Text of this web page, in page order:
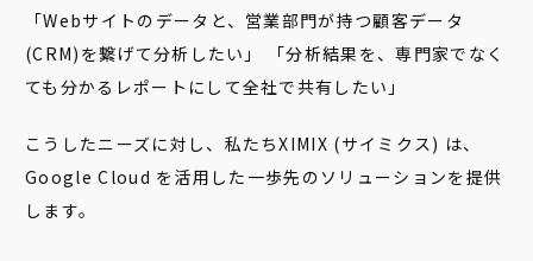
「Webサイトのデータと、営業部門が持つ顧客データ
(CRM)を繋げて分析したい」 「分析結果を、専門家でなく
ても分かるレポートにして全社で共有したい」
こうしたニーズに対し、私たちXIMIX (サイミクス) は、
Google Cloud を活用した一歩先のソリューションを提供
します。